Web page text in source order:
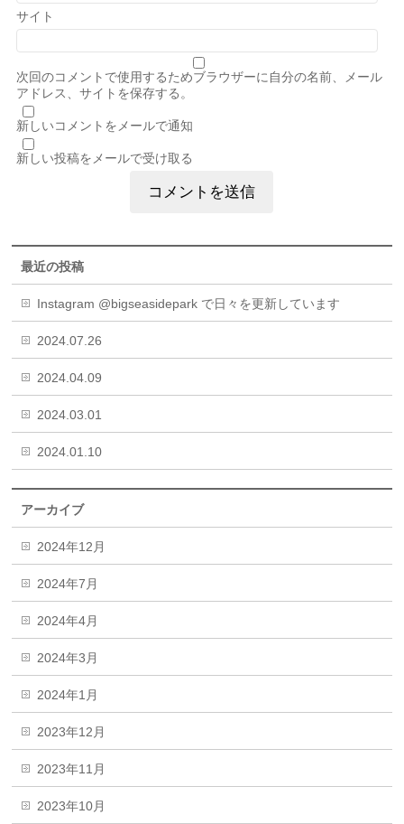
サイト
次回のコメントで使用するためブラウザーに自分の名前、メール
アドレス、サイトを保存する。
新しいコメントをメールで通知
新しい投稿をメールで受け取る
最近の投稿
Instagram @bigseasidepark で日々を更新しています
2024.07.26
2024.04.09
2024.03.01
2024.01.10
アーカイブ
2024年12月
2024年7月
2024年4月
2024年3月
2024年1月
2023年12月
2023年11月
2023年10月